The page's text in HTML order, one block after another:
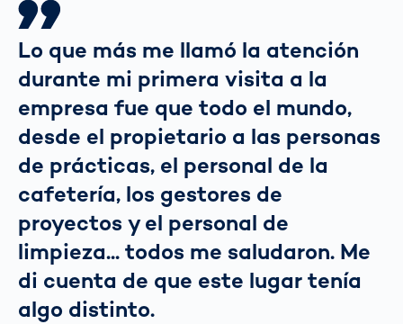
Lo que más me llamó la atención
durante mi primera visita a la
empresa fue que todo el mundo,
desde el propietario a las personas
de prácticas, el personal de la
cafetería, los gestores de
proyectos y el personal de
limpieza... todos me saludaron. Me
di cuenta de que este lugar tenía
algo distinto.